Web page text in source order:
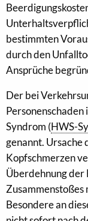
bestimmten
durch den
Ansprüche
Der bei
Personenschaden
Syndrom (HWS-
genannt. Ursache
Kopfschmerzen
Überdehnung der
Zusammenstoßes
Besondere an